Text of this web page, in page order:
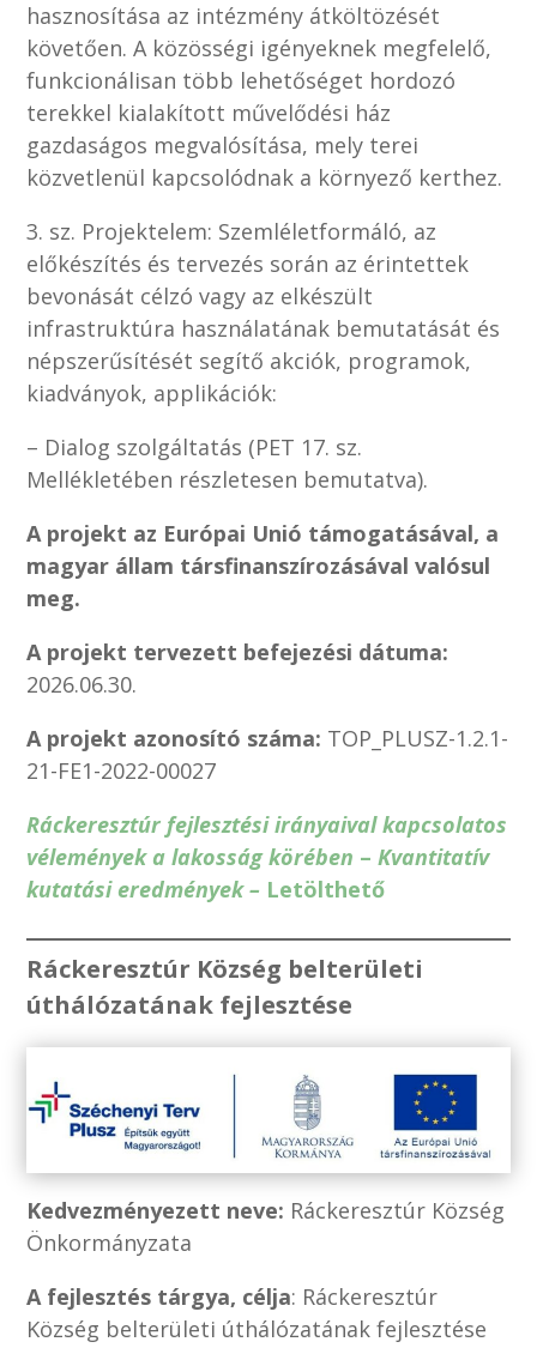
hasznosítása az intézmény átköltözését
követően. A közösségi igényeknek megfelelő,
funkcionálisan több lehetőséget hordozó
terekkel kialakított művelődési ház
gazdaságos megvalósítása, mely terei
közvetlenül kapcsolódnak a környező kerthez.
3. sz. Projektelem: Szemléletformáló, az
előkészítés és tervezés során az érintettek
bevonását célzó vagy az elkészült
infrastruktúra használatának bemutatását és
népszerűsítését segítő akciók, programok,
kiadványok, applikációk:
– Dialog szolgáltatás (PET 17. sz.
Mellékletében részletesen bemutatva).
A projekt az Európai Unió támogatásával, a
magyar állam társfinanszírozásával valósul
meg.
A projekt tervezett befejezési dátuma:
2026.06.30.
A projekt azonosító száma: TOP_PLUSZ-1.2.1-
21-FE1-2022-00027
Ráckeresztúr fejlesztési irányaival kapcsolatos
vélemények a lakosság körében –Kvantitatív
kutatási eredmények – Letölthető
Ráckeresztúr Község belterületi
úthálózatának fejlesztése
Kedvezményezett neve: Ráckeresztúr Község
Önkormányzata
A fejlesztés tárgya, célja: Ráckeresztúr
Község belterületi úthálózatának fejlesztése